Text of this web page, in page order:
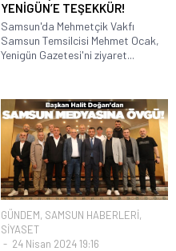
YENİGÜN’E TEŞEKKÜR!
Samsun'da Mehmetçik Vakfı
Samsun Temsilcisi Mehmet Ocak,
Yenigün Gazetesi'ni ziyaret...
GÜNDEM, SAMSUN HABERLERİ,
SİYASET
24 Nisan 2024 19:16